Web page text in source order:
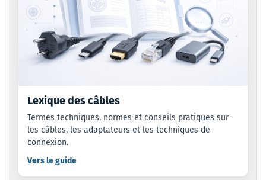
Lexique des câbles
Termes techniques, normes et conseils pratiques sur
les câbles, les adaptateurs et les techniques de
connexion.
Vers le guide